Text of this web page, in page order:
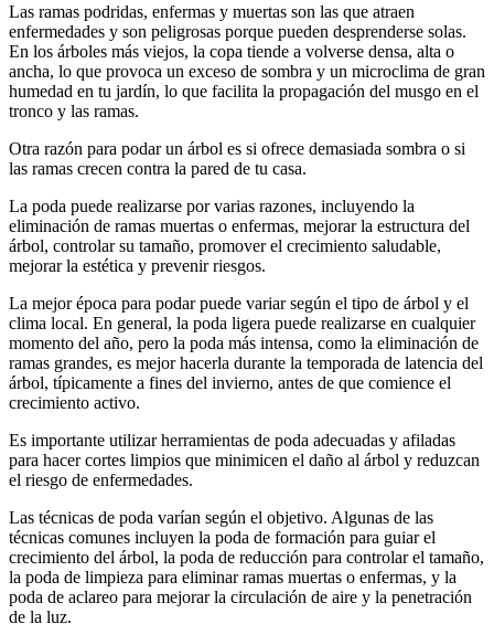
Las ramas podridas, enfermas y muertas son las que atraen
enfermedades y son peligrosas porque pueden desprenderse solas.
En los árboles más viejos, la copa tiende a volverse densa, alta o
ancha, lo que provoca un exceso de sombra y un microclima de gran
humedad en tu jardín, lo que facilita la propagación del musgo en el
tronco y las ramas.
Otra razón para podar un árbol es si ofrece demasiada sombra o si
las ramas crecen contra la pared de tu casa.
La poda puede realizarse por varias razones, incluyendo la
eliminación de ramas muertas o enfermas, mejorar la estructura del
árbol, controlar su tamaño, promover el crecimiento saludable,
mejorar la estética y prevenir riesgos.
La mejor época para podar puede variar según el tipo de árbol y el
clima local. En general, la poda ligera puede realizarse en cualquier
momento del año, pero la poda más intensa, como la eliminación de
ramas grandes, es mejor hacerla durante la temporada de latencia del
árbol, típicamente a fines del invierno, antes de que comience el
crecimiento activo.
Es importante utilizar herramientas de poda adecuadas y afiladas
para hacer cortes limpios que minimicen el daño al árbol y reduzcan
el riesgo de enfermedades.
Las técnicas de poda varían según el objetivo. Algunas de las
técnicas comunes incluyen la poda de formación para guiar el
crecimiento del árbol, la poda de reducción para controlar el tamaño,
la poda de limpieza para eliminar ramas muertas o enfermas, y la
poda de aclareo para mejorar la circulación de aire y la penetración
de la luz.